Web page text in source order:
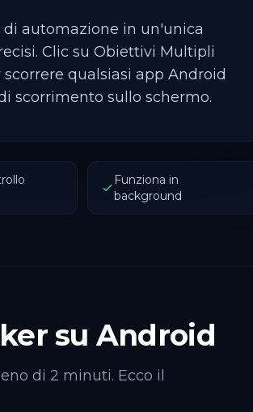
automazione in un'unica
Clic su Obiettivi Multipli
qualsiasi app Android
scorrimento sullo schermo.
Funziona in
background
su Android
di 2 minuti. Ecco il